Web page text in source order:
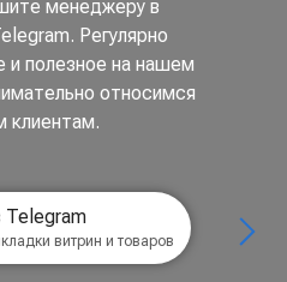
менеджеру в
Регулярно
и полезное на нашем
относимся
клиентам.
витрин и товаров